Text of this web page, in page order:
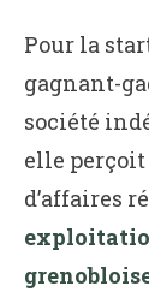
Pour la
gagnant-
société
elle
d’affaires